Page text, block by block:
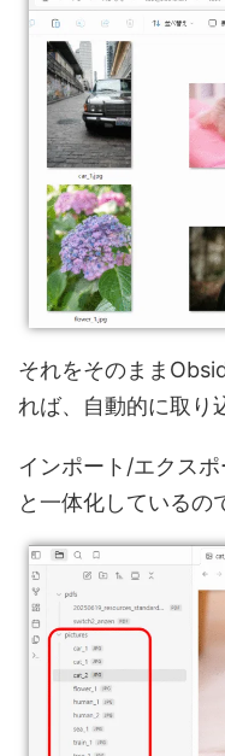
それをそのまま
れば、自動的に取り
インポート/エクス
と一体化しているの